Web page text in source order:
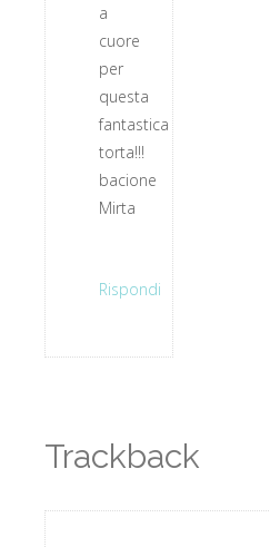
a
cuore
per
questa
fantastica
torta!!!
bacione
Mirta
Rispondi
Trackback